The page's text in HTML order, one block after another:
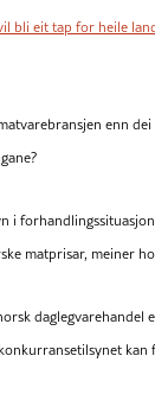
bli eit tap for heile
enn
i
matprisar, meiner
daglegvarehandel
kan